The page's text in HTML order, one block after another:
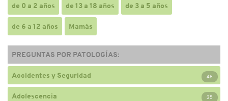
de 0 a 2 años de 13 a 18 años de 3 a 5 años
de 6 a 12 años Mamás
PREGUNTAS POR PATOLOGÍAS:
Accidentes y Seguridad 48
Adolescencia 35